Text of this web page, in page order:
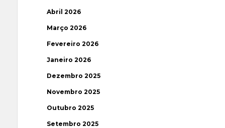
Abril 2026
Março 2026
Fevereiro 2026
Janeiro 2026
Dezembro 2025
Novembro 2025
Outubro 2025
Setembro 2025